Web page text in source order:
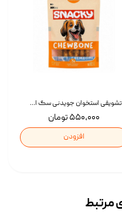
تشویقی استخوان جویدنی سگ اسنکی کرانچی با طعم مرغ Snacky Crunchy Munchy وزن 100 گرم
۵۵۰,۰۰۰ تومان
افزودن
مرتبط